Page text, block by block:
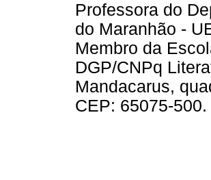
Professora do
do Maranhão -
Membro da
DGP/CNPq
Mandacarus,
CEP: 65075-500.